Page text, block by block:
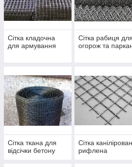
Сітка кладочна
для армування
Сітка рабиця для
огорож та
Сітка ткана для
відсічки бетону
Сітка
рифлена